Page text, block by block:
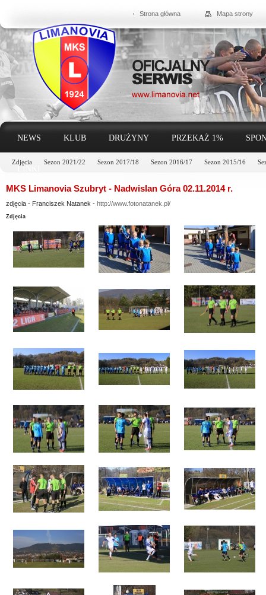
Strona główna Mapa strony
NEWS KLUB DRUŻYNY PRZEKAŻ 1%
Zdjęcia Sezon 2021/22 Sezon 2017/18 Sezon 2016/17 Sezon 2015/16
LINKI
MKS Limanovia Szubryt - Nadwislan Góra 02.11.2014 r.
zdjęcia - Franciszek Natanek - http://www.fotonatanek.pl/
Zdjęcia